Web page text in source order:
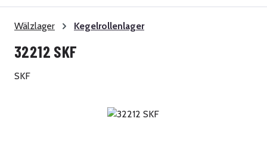
Wälzlager Kegelrollenlager
32212 SKF
SKF
Bildergalerie überspringen